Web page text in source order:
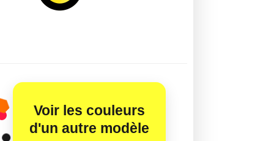
Voir les couleurs
d'un autre modèle